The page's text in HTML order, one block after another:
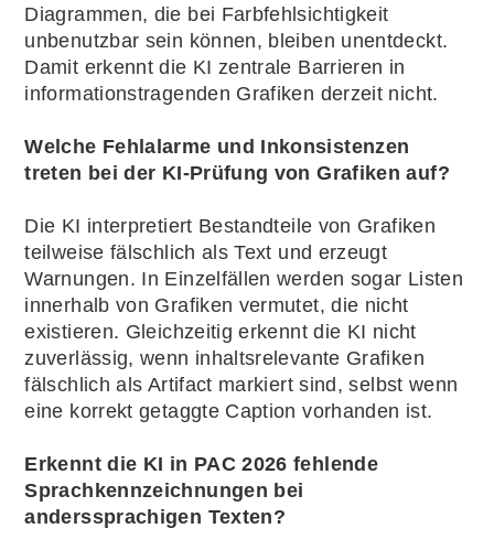
Diagrammen, die bei Farbfehlsichtigkeit
unbenutzbar sein können, bleiben unentdeckt.
Damit erkennt die KI zentrale Barrieren in
informationstragenden Grafiken derzeit nicht.
Welche Fehlalarme und Inkonsistenzen
treten bei der KI-Prüfung von Grafiken auf?
Die KI interpretiert Bestandteile von Grafiken
teilweise fälschlich als Text und erzeugt
Warnungen. In Einzelfällen werden sogar Listen
innerhalb von Grafiken vermutet, die nicht
existieren. Gleichzeitig erkennt die KI nicht
zuverlässig, wenn inhaltsrelevante Grafiken
fälschlich als Artifact markiert sind, selbst wenn
eine korrekt getaggte Caption vorhanden ist.
Erkennt die KI in PAC 2026 fehlende
Sprachkennzeichnungen bei
anderssprachigen Texten?